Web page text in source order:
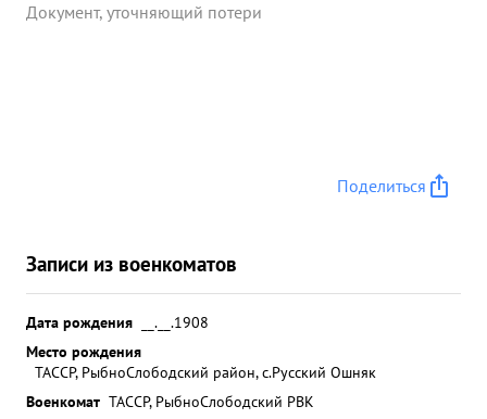
Документ, уточняющий потери
Поделиться
Записи из военкоматов
Дата рождения
__.__.1908
Место рождения
ТАССР, РыбноСлободский район, с.Русский Ошняк
Военкомат ТАССР, РыбноСлободский РВК